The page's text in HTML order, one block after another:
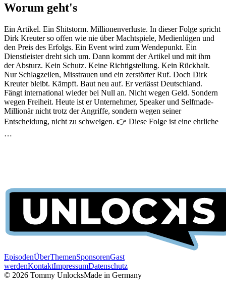
Worum geht's
Ein Artikel. Ein Shitstorm. Millionenverluste. In dieser Folge spricht
Dirk Kreuter so offen wie nie über Machtspiele, Medienlügen und
den Preis des Erfolgs. Ein Event wird zum Wendepunkt. Ein
Dienstleister dreht sich um. Dann kommt der Artikel und mit ihm
der Absturz. Kein Schutz. Keine Richtigstellung. Kein Rückhalt.
Nur Schlagzeilen, Misstrauen und ein zerstörter Ruf. Doch Dirk
Kreuter bleibt. Kämpft. Baut neu auf. Er verlässt Deutschland.
Fängt international wieder bei Null an. Nicht wegen Geld. Sondern
wegen Freiheit. Heute ist er Unternehmer, Speaker und Selfmade-
Millionär nicht trotz der Angriffe, sondern wegen seiner
Entscheidung, nicht zu schweigen. 👉 Diese Folge ist eine ehrliche
…
EpisodenÜberThemenSponsorenGast
werdenKontaktImpressumDatenschutz
© 2026 Tommy UnlocksMade in Germany